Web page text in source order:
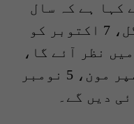
کہا ہے کہ سال
کا پہلا سپر مون بروز منگل، 7 اکتوبر کو
نظر آئے گا،
جبکہ رواں سال مزید دو سپر مون، 5 نومبر